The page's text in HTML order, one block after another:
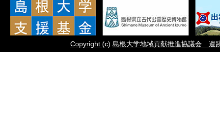
Copyright (c) 島根大学地域貢献推進協議会 遺